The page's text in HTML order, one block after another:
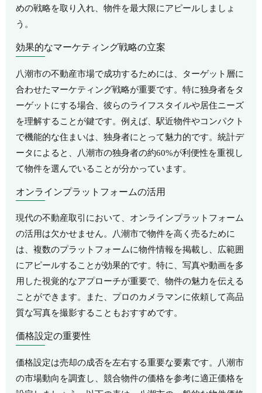
めの戦略を取り入れ、物件を最大限にアピールしましょ
う。
効果的なマーケティング戦略の立案
八潮市の不動産市場で成功するためには、ターゲット層に
合わせたマーケティング戦略が重要です。特に独身者をタ
ーゲットにする場合、彼らのライフスタイルや居住ニーズ
を理解することが鍵です。例えば、駅近物件やコンパクト
で機能的な住まいは、独身者にとって魅力的です。統計デ
ータによると、八潮市の独身者の約60%が利便性を重視し
て物件を選んでいることが分かっています。
オンラインプラットフォームの活用
現代の不動産取引において、オンラインプラットフォーム
の活用は欠かせません。八潮市で物件を高く売るために
は、複数のプラットフォームに物件情報を掲載し、広範囲
にアピールすることが効果的です。特に、写真や動画を多
用した視覚的なアプローチが重要で、物件の魅力を伝える
ことができます。また、プロのカメラマンに依頼して高品
質な写真を撮影することもおすすめです。
価格設定の重要性
価格設定は売却の成否を左右する重要な要素です。八潮市
の市場動向を調査し、競合物件の価格を参考に適正価格を